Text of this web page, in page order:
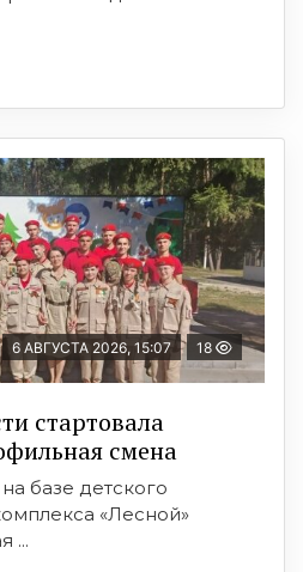
6 АВГУСТА 2026, 15:07 18
стартовала
смена
базе детского
«Лесной»
...